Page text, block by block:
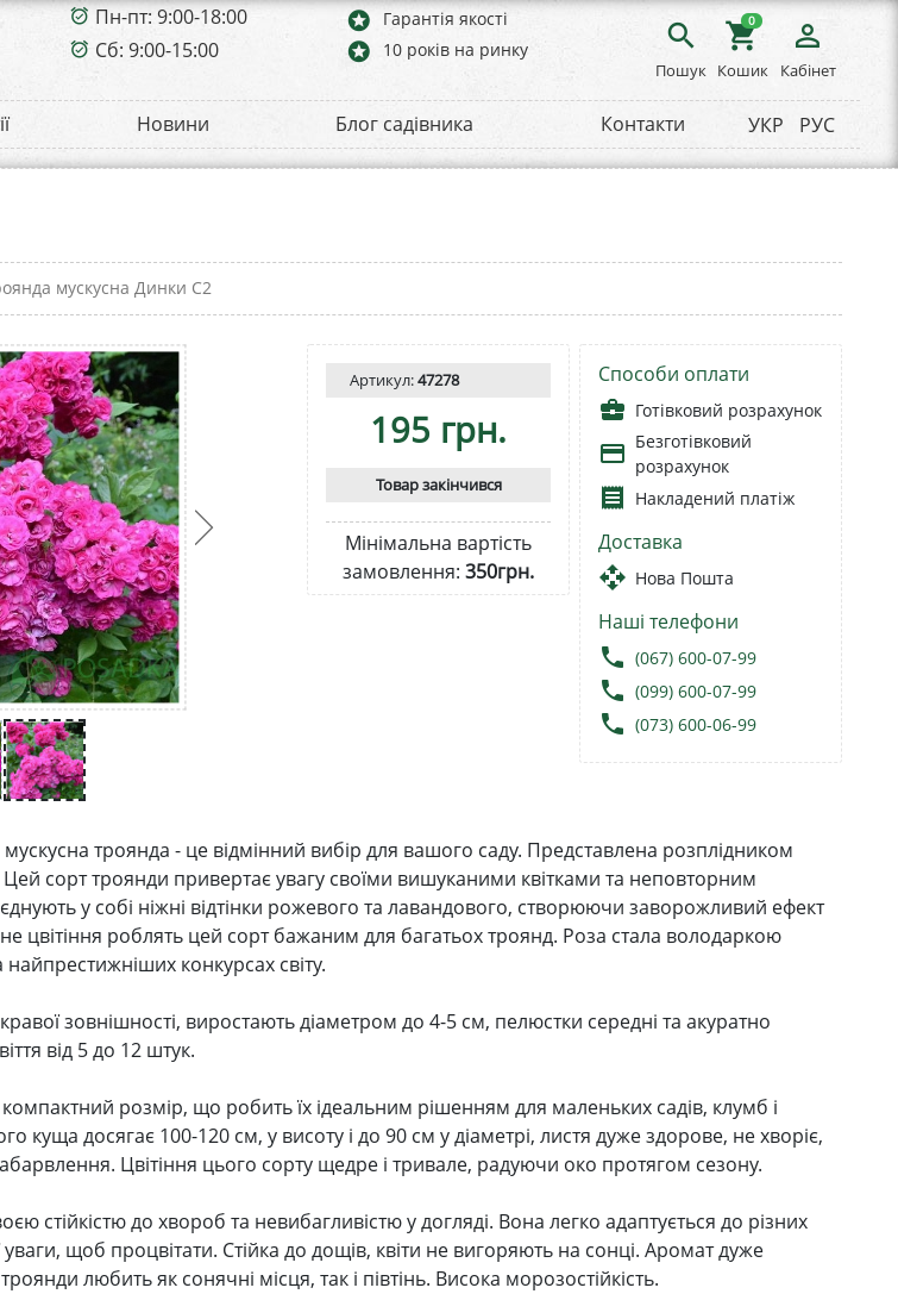
alarm_on Пн-пт: 9:00-18:00
alarm_on Сб: 9:00-15:00
stars Гарантія якості
stars 10 років на ринку search
Пошук
shopping_cart
0
Кошик
person_outline
Кабінет
Новини Блог садівника Контакти УКР РУС
мускусна Динки С2
Артикул:47278
195 грн.
Товар закінчився
Мінімальна вартість
замовлення: 350грн.
Способи оплати
business_center Готівковий розрахунок
payment Безготівковий
розрахунок
receipt Накладений платіж
Доставка
open_with Нова Пошта
Наші телефони
local_phone (067) 600-07-99
local_phone (099) 600-07-99
local_phone (073) 600-06-99
мускусна троянда - це відмінний вибір для вашого саду. Представлена ​​розплідником
Цей сорт троянди привертає увагу своїми вишуканими квітками та неповторним
у собі ніжні відтінки рожевого та лавандового, створюючи заворожливий ефект
цвітіння роблять цей сорт бажаним для багатьох троянд. Роза стала володаркою
конкурсах світу.
зовнішності, виростають діаметром до 4-5 см, пелюстки середні та акуратно
від 5 до 12 штук.
розмір, що робить їх ідеальним рішенням для маленьких садів, клумб і
куща досягає 100-120 см, у висоту і до 90 см у діаметрі, листя дуже здорове, не хворіє,
Цвітіння цього сорту щедре і тривале, радуючи око протягом сезону.
стійкістю до хвороб та невибагливістю у догляді. Вона легко адаптується до різних
щоб процвітати. Стійка до дощів, квіти не вигоряють на сонці. Аромат дуже
любить як сонячні місця, так і півтінь. Висока морозостійкість.